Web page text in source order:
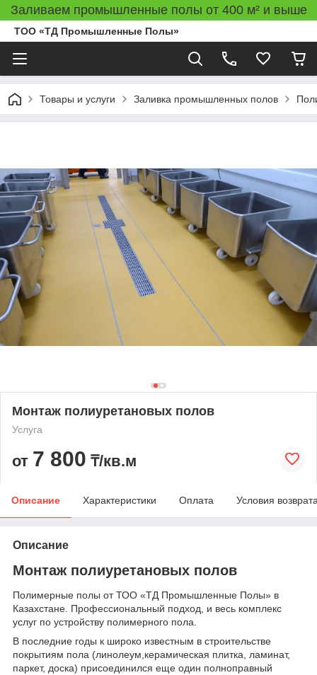
Заливаем промышленные полы от 400 м² и выше
ТОО «ТД Промышленные Полы»
Товары и услуги Заливка промышленных полов
Монтаж полиуретановых полов
Услуга
от 7 800 ₸/кв.м
Описание Характеристики Оплата Условия
Описание
Монтаж полиуретановых полов
Полимерные полы от ТОО «ТД Промышленные Полы» в
Казахстане. Профессиональный подход, и весь комплекс
услуг по устройству полимерного пола.
В последние годы к широко известным в строительстве
покрытиям пола (линолеум,керамическая плитка, ламинат,
паркет, доска) присоединился еще один полноправный